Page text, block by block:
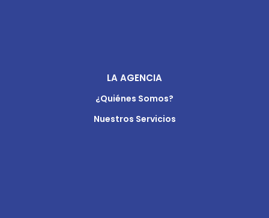
LA AGENCIA
¿Quiénes Somos?
Nuestros Servicios